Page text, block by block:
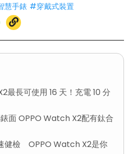
慧手錶 #穿戴式裝置
最長可使用 16 天！充電 10 分
面 OPPO Watch X2配有鈦合
健檢 OPPO Watch X2是你